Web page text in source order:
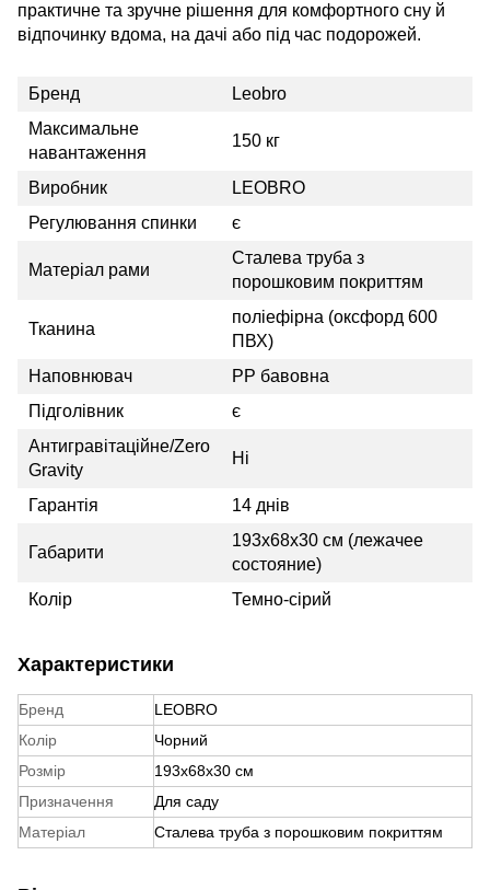
практичне та зручне рішення для комфортного сну й
відпочинку вдома, на дачі або під час подорожей.
Бренд
Leobro
Максимальне
навантаження
150 кг
Виробник
LEOBRO
Регулювання спинки
є
Матеріал рами
Сталева труба з
порошковим покриттям
Тканина
поліефірна (оксфорд 600
ПВХ)
Наповнювач
PP бавовна
Підголівник
є
Антигравітаційне/Zero
Gravity
Ні
Гарантія 14 днів
Габарити
193х68х30 см (лежачее
состояние)
Колір
Темно-сірий
Характеристики
Бренд
LEOBRO
Колір
Чорний
Розмір
193х68х30 см
Призначення
Для саду
Матеріал
Сталева труба з порошковим покриттям